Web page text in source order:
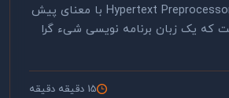
php مخفف عبارت Hypertext Preprocessor با معنای پیش
که یک زبان برنامه نویسی شیء گرا
15 دقیقه دقیقه